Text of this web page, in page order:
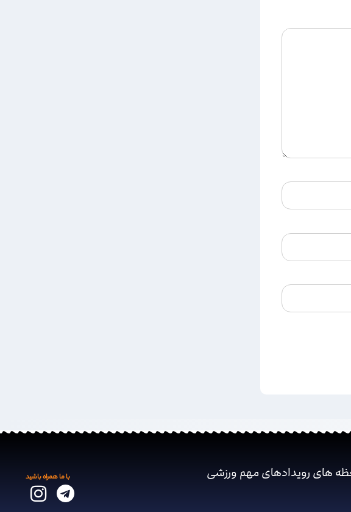
های رویدادهای مهم ‌ورزشی با ما همراه باشید